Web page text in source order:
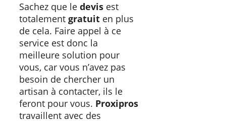
Sachez que le devis est
totalement gratuit en plus
de cela. Faire appel à ce
service est donc la
meilleure solution pour
vous, car vous n’avez pas
besoin de chercher un
artisan à contacter, ils le
feront pour vous. Proxipros
travaillent avec des